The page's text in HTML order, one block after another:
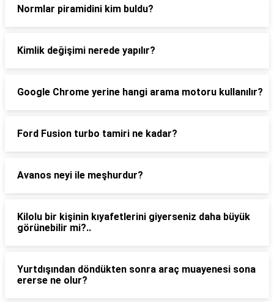
Normlar piramidini kim buldu?
Kimlik değişimi nerede yapılır?
Google Chrome yerine hangi arama motoru kullanılır?
Ford Fusion turbo tamiri ne kadar?
Avanos neyi ile meşhurdur?
Kilolu bir kişinin kıyafetlerini giyerseniz daha büyük
görünebilir mi?..
Yurtdışından döndükten sonra araç muayenesi sona
ererse ne olur?